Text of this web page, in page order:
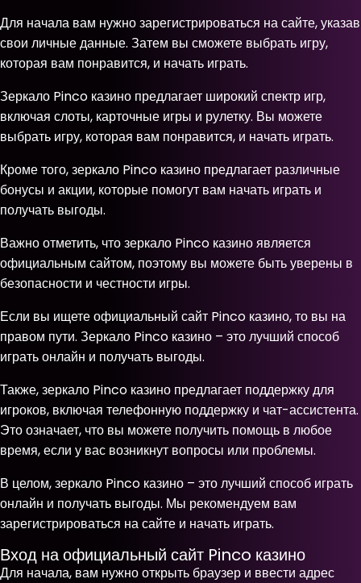
Для начала вам нужно зарегистрироваться на сайте, указав
свои личные данные. Затем вы сможете выбрать игру,
которая вам понравится, и начать играть.
Зеркало Pinco казино предлагает широкий спектр игр,
включая слоты, карточные игры и рулетку. Вы можете
выбрать игру, которая вам понравится, и начать играть.
Кроме того, зеркало Pinco казино предлагает различные
бонусы и акции, которые помогут вам начать играть и
получать выгоды.
Важно отметить, что зеркало Pinco казино является
официальным сайтом, поэтому вы можете быть уверены в
безопасности и честности игры.
Если вы ищете официальный сайт Pinco казино, то вы на
правом пути. Зеркало Pinco казино – это лучший способ
играть онлайн и получать выгоды.
Также, зеркало Pinco казино предлагает поддержку для
игроков, включая телефонную поддержку и чат-ассистента.
Это означает, что вы можете получить помощь в любое
время, если у вас возникнут вопросы или проблемы.
В целом, зеркало Pinco казино – это лучший способ играть
онлайн и получать выгоды. Мы рекомендуем вам
зарегистрироваться на сайте и начать играть.
Вход на официальный сайт Pinco казино
Для начала, вам нужно открыть браузер и ввести адрес